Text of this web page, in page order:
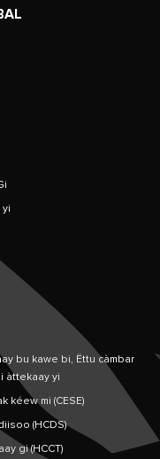
bu kawe bi, Ëttu càmbar
àttekaay yi
kéew mi (CESE)
(HCDS)
gi (HCCT)